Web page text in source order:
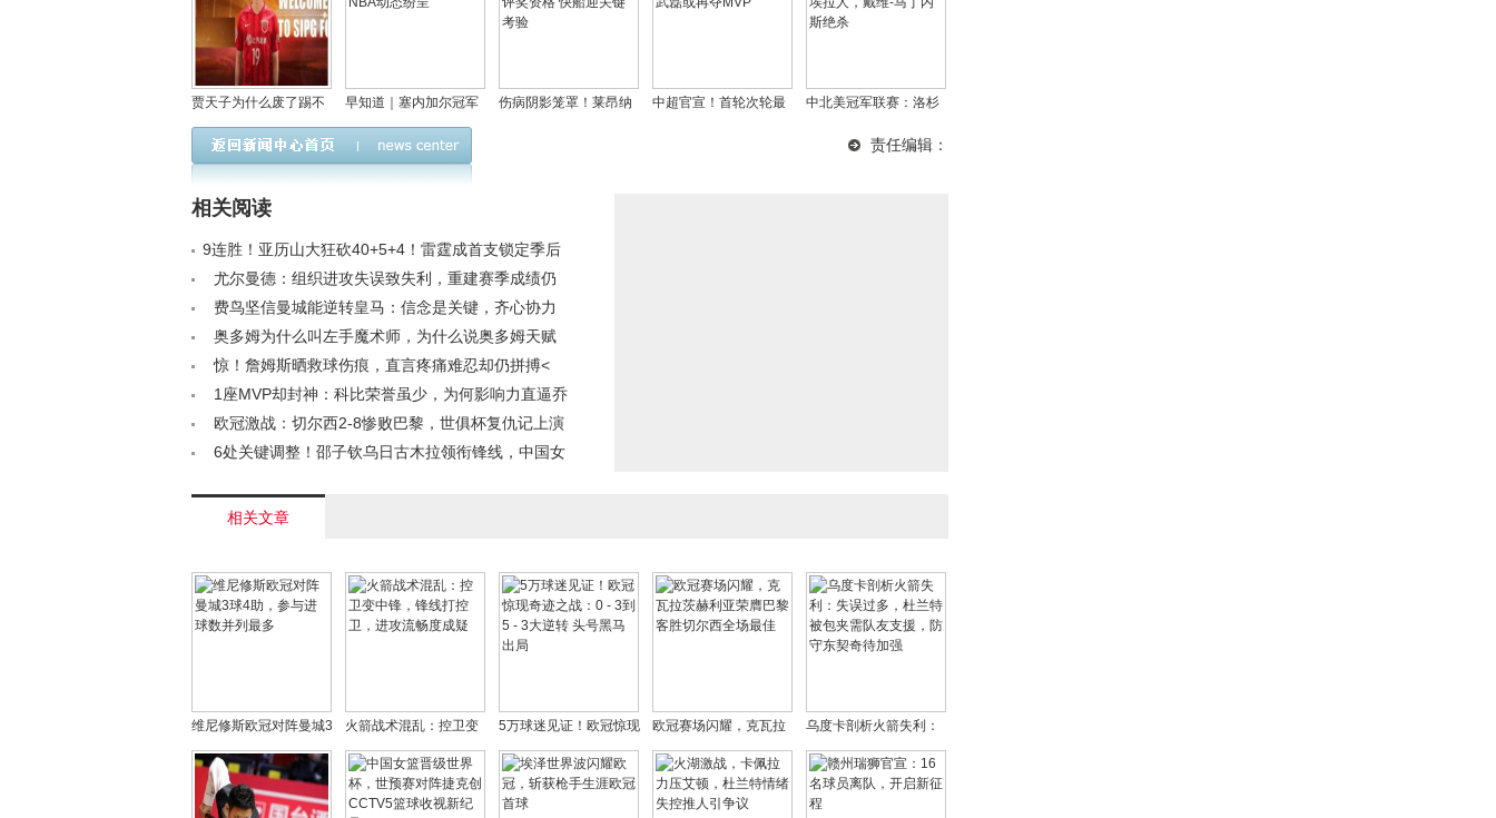
贾天子为什么废了踢不
上球，当年贾天子超牛
35米任意球视频来了！
早知道｜塞内加尔冠军
被剥夺，欧冠NBA动态
伤病阴影笼罩！莱昂纳
中超官宣！首轮次轮最
中北美冠军联赛：洛杉
人，戴维-马丁内斯绝杀
责任编辑：
相关阅读
9连胜！亚历山大狂砍40+5+4！雷霆成首支锁定季后
赛球队< /a>
尤尔曼德：组织进攻失误致失利，重建赛季成绩仍
值得骄傲< /a>
费鸟坚信曼城能逆转皇马：信念是关键，齐心协力
共创历史< /a>
奥多姆为什么叫左手魔术师，为什么说奥多姆天赋
好？< /a>
惊！詹姆斯晒救球伤痕，直言疼痛难忍却仍拼搏<
/a> 1座MVP却封神：科比荣誉虽少，为何影响力直逼乔
丹？< /a>
欧冠激战：切尔西2-8惨败巴黎，世俱杯复仇记上演
< /a>6处关键调整！邵子钦乌日古木拉领衔锋线，中国女
相关文章
维尼修斯欧冠对阵曼城3
球4助，参与进球数并列
最多
火箭战术混乱：控卫变
中锋，锋线打控卫，进
攻流畅度成疑
5万球迷见证！欧冠惊现
奇迹之战：0 - 3到5 - 3
大逆转 头号黑马出局
欧冠赛场闪耀，克瓦拉
茨赫利亚荣膺巴黎客胜
切尔西全场最佳
乌度卡剖析火箭失利：
失误过多，杜兰特被包
夹需队友支援，防守东
契奇待加强